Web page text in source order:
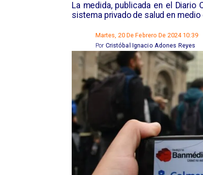
La medida, publicada en el Diario
sistema privado de salud en
Martes, 20 De Febrero De 2024 10:39
Cristóbal Ignacio Adones Reyes
Por